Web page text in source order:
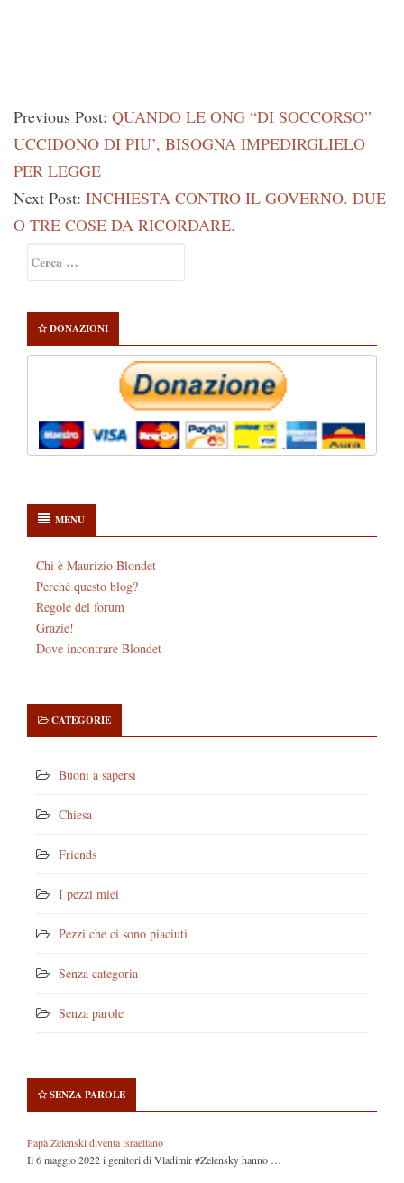
Previous Post: QUANDO LE ONG “DI SOCCORSO”
UCCIDONO DI PIU’, BISOGNA IMPEDIRGLIELO
PER LEGGE
Next Post: INCHIESTA CONTRO IL GOVERNO. DUE
O TRE COSE DA RICORDARE.
Sidebar
per:
DONAZIONI
MENU
Chi è Maurizio Blondet
Perché questo blog?
Regole del forum
Grazie!
Dove incontrare Blondet
CATEGORIE
Buoni a sapersi
Chiesa
Friends
I pezzi miei
Pezzi che ci sono piaciuti
Senza categoria
Senza parole
SENZA PAROLE
Papà Zelenski diventa israeliano
Il 6 maggio 2022 i genitori di Vladimir #Zelensky hanno …